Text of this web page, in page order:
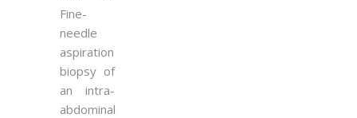
Fine-
needle
aspiration
biopsy of
an intra-
abdominal